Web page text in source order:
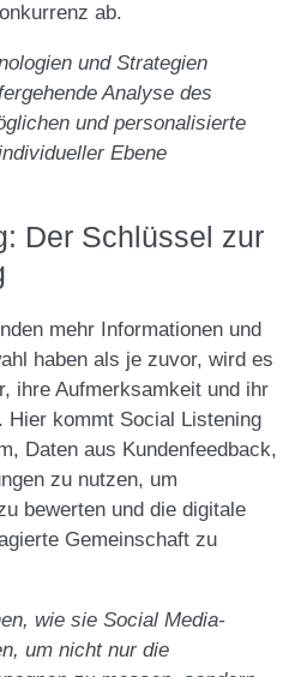
ab.
und Strategien
Analyse des
und personalisierte
Ebene
Der Schlüssel zur
mehr Informationen und
haben als je zuvor, wird es
ihre Aufmerksamkeit und ihr
Hier kommt Social Listening
Daten aus Kundenfeedback,
zu nutzen, um
bewerten und die digitale
Gemeinschaft zu
wie sie Social Media-
um nicht nur die